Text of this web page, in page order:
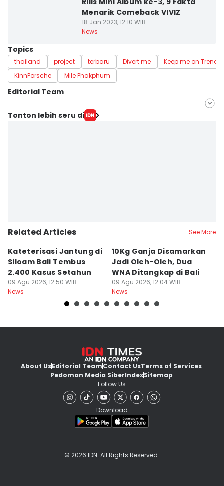
Menarik Comeback VIVIZ
18 Jan 2023, 12:10 WIB
News
Topics
thailand project terbaru Divert me
Keep me on Trend
KinnPorsche
Mile Phakphum
Editorial Team
Editor
Tonton lebih seru di
Related Articles See More
Kateterisasi Jantung di
Siloam Bali Tembus
2.400 Kasus Setahun
09 Agu 2026, 12:50 WIB
News
10Kg Ganja Disamarkan
Jadi Oleh-Oleh, Dua
WNA Ditangkap di Bali
09 Agu 2026, 12:04 WIB
News
About UsEditorial TeamContact UsTerms of Services
Pedoman Media SiberIndexSitemap
Follow Us
Download
© 2026 IDN. All Rights Reserved.